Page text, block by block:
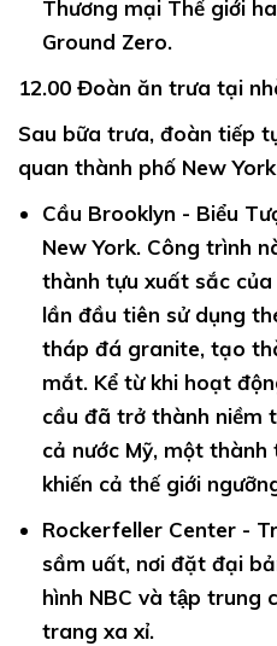
Thương mại Thế giới
Ground Zero.
12.00 Đoàn ăn trưa tại
Sau bữa trưa, đoàn tiếp
quan thành phố New
Cầu Brooklyn - Biểu
New York. Công trình
thành tựu xuất sắc của
lần đầu tiên sử dụng
tháp đá granite, tạo
mắt. Kể từ khi hoạt
cầu đã trở thành niềm
cả nước Mỹ, một
khiến cả thế giới
Rockerfeller Center -
sầm uất, nơi đặt đại
hình NBC và tập trung
trang xa xỉ.